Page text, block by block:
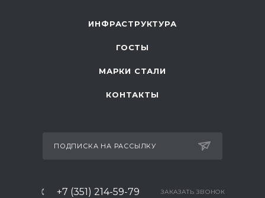
ИНФРАСТРУКТУРА
ГОСТЫ
МАРКИ СТАЛИ
КОНТАКТЫ
ПОДПИСКА НА РАССЫЛКУ
+7 (351) 214-59-79 ЗАКАЗАТЬ ЗВОНОК